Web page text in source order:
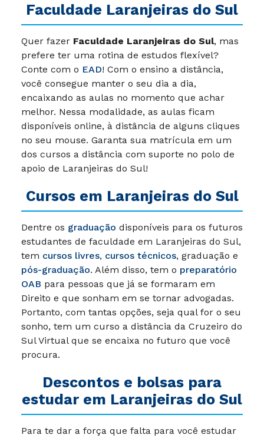
Faculdade Laranjeiras do Sul
Quer fazer Faculdade Laranjeiras do Sul, mas
prefere ter uma rotina de estudos flexível?
Conte com o EAD! Com o ensino a distância,
você consegue manter o seu dia a dia,
encaixando as aulas no momento que achar
melhor. Nessa modalidade, as aulas ficam
disponíveis online, à distância de alguns cliques
no seu mouse. Garanta sua matrícula em um
dos cursos a distância com suporte no polo de
apoio de Laranjeiras do Sul!
Cursos em Laranjeiras do Sul
Dentre os graduação disponíveis para os futuros
estudantes de faculdade em Laranjeiras do Sul,
tem cursos livres, cursos técnicos, graduação e
pós-graduação. Além disso, tem o preparatório
OAB para pessoas que já se formaram em
Direito e que sonham em se tornar advogadas.
Portanto, com tantas opções, seja qual for o seu
sonho, tem um curso a distância da Cruzeiro do
Sul Virtual que se encaixa no futuro que você
procura.
Descontos e bolsas para
estudar em Laranjeiras do Sul
Para te dar a força que falta para você estudar